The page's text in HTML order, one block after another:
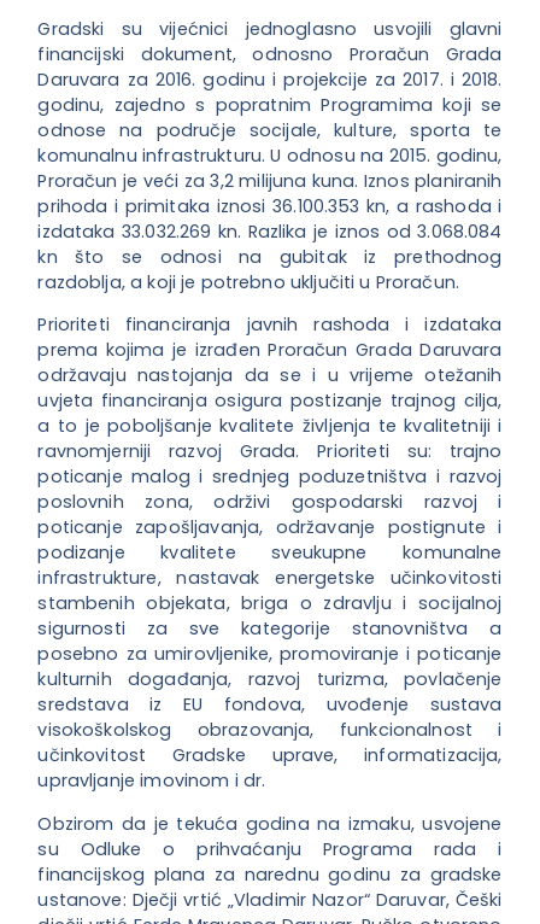
Gradski su vijećnici jednoglasno usvojili glavni
financijski dokument, odnosno Proračun Grada
Daruvara za 2016. godinu i projekcije za 2017. i 2018.
godinu, zajedno s popratnim Programima koji se
odnose na područje socijale, kulture, sporta te
komunalnu infrastrukturu. U odnosu na 2015. godinu,
Proračun je veći za 3,2 milijuna kuna. Iznos planiranih
prihoda i primitaka iznosi 36.100.353 kn, a rashoda i
izdataka 33.032.269 kn. Razlika je iznos od 3.068.084
kn što se odnosi na gubitak iz prethodnog
razdoblja, a koji je potrebno uključiti u Proračun.
Prioriteti financiranja javnih rashoda i izdataka
prema kojima je izrađen Proračun Grada Daruvara
održavaju nastojanja da se i u vrijeme otežanih
uvjeta financiranja osigura postizanje trajnog cilja,
a to je poboljšanje kvalitete življenja te kvalitetniji i
ravnomjerniji razvoj Grada. Prioriteti su: trajno
poticanje malog i srednjeg poduzetništva i razvoj
poslovnih zona, održivi gospodarski razvoj i
poticanje zapošljavanja, održavanje postignute i
podizanje kvalitete sveukupne komunalne
infrastrukture, nastavak energetske učinkovitosti
stambenih objekata, briga o zdravlju i socijalnoj
sigurnosti za sve kategorije stanovništva a
posebno za umirovljenike, promoviranje i poticanje
kulturnih događanja, razvoj turizma, povlačenje
sredstava iz EU fondova, uvođenje sustava
visokoškolskog obrazovanja, funkcionalnost i
učinkovitost Gradske uprave, informatizacija,
upravljanje imovinom i dr.
Obzirom da je tekuća godina na izmaku, usvojene
su Odluke o prihvaćanju Programa rada i
financijskog plana za narednu godinu za gradske
ustanove: Dječji vrtić „Vladimir Nazor“ Daruvar, Češki